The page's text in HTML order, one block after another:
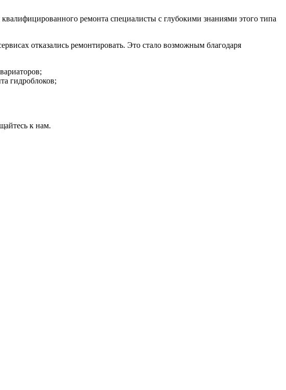
ремонта специалисты с глубокими знаниями этого типа
отказались ремонтировать. Это стало возможным благодаря
гидроблоков;
к нам.